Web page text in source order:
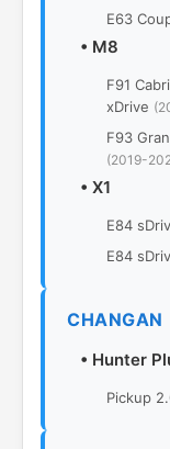
E63
• M8
F91
xDrive
F93
(2019-
• X1
E84
E84
CHANGAN
• Hunter
Pickup